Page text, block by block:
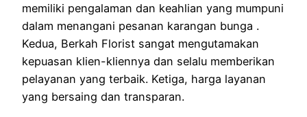
memiliki pengalaman dan keahlian yang mumpuni
dalam menangani pesanan karangan bunga .
Kedua, Berkah Florist sangat mengutamakan
kepuasan klien-kliennya dan selalu memberikan
pelayanan yang terbaik. Ketiga, harga layanan
yang bersaing dan transparan.